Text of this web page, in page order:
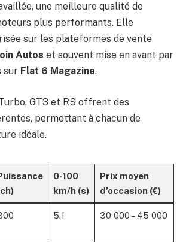
une meilleure qualité de
plus performants. Elle
sur les plateformes de vente
Autos et souvent mise en avant par
sur Flat 6 Magazine.
GT3 et RS offrent des
permettant à chacun de
idéale.
0-100
km/h (s)
Prix moyen
d’occasion (€)
5.1 30 000 – 45 000